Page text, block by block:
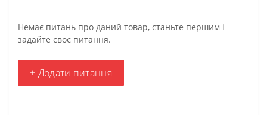
Немає питань про даний товар, станьте першим і
задайте своє питання.
+ Додати питання